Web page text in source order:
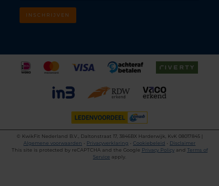
INSCHRIJVEN
©
KwikFit Nederland B.V., Daltonstraat 17, 3846BX Harderwijk, KvK 08017845 |
Algemene voorwaarden • Privacyverklaring • Cookiebeleid • Disclaimer
This site is protected by reCAPTCHA and the Google Privacy Policyand Terms of
Service apply.